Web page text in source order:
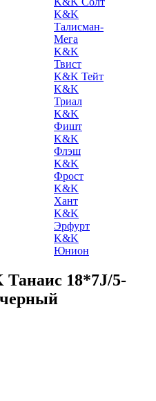
K&K
Талисман-
Мега
K&K
Твист
K&K Тейт
K&K
Триал
K&K
Фишт
K&K
Флэш
K&K
Фрост
K&K
Хант
K&K
Эрфурт
K&K
Юнион
Танаис 18*7J/5-
черный